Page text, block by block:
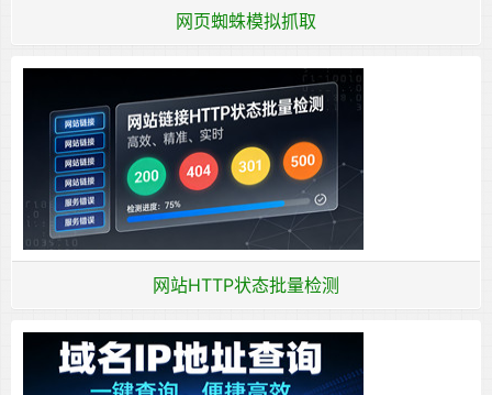
网页蜘蛛模拟抓取
网站HTTP状态批量检测